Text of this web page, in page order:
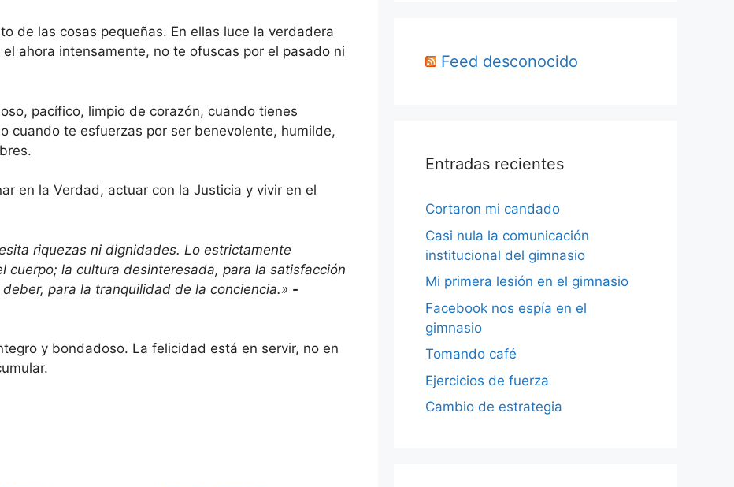
de las cosas pequeñas. En ellas luce la verdadera
ahora intensamente, no te ofuscas por el pasado ni
pacífico, limpio de corazón, cuando tienes
cuando te esfuerzas por ser benevolente, humilde,
en la Verdad, actuar con la Justicia y vivir en el
riquezas ni dignidades. Lo estrictamente
cuerpo; la cultura desinteresada, para la satisfacción
para la tranquilidad de la conciencia.» -
y bondadoso. La felicidad está en servir, no en
Feed desconocido
Entradas recientes
Cortaron mi candado
Casi nula la comunicación
institucional del gimnasio
Mi primera lesión en el gimnasio
Facebook nos espía en el
gimnasio
Tomando café
Ejercicios de fuerza
Cambio de estrategia